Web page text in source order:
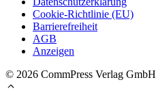
Cookie-Richtlinie (EU)
Barrierefreiheit
AGB
Anzeigen
© 2026 CommPress Verlag GmbH